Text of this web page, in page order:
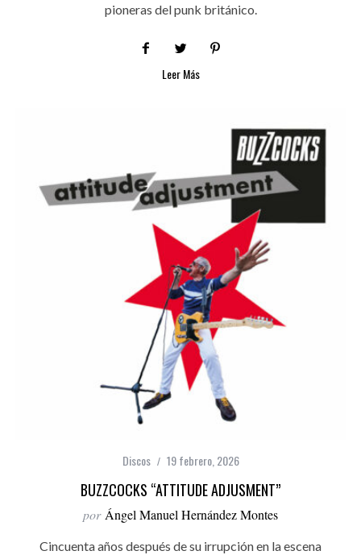
pioneras del punk británico.
Leer Más
Discos 19 febrero, 2026
BUZZCOCKS “ATTITUDE ADJUSMENT”
por Ángel Manuel Hernández Montes
Cincuenta años después de su irrupción en la escena